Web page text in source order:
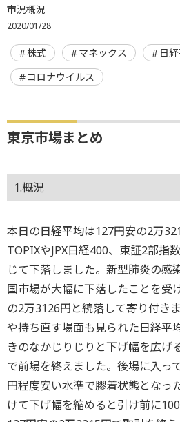
市況概況
2020/01/28
株式 マネックス
日
コロナウイルス
東京市場まとめ
1.概況
本日の日経平均は127円安の2万
TOPIXやJPX日経400、東証2部指
じて下落しました。新型肺炎の感
国市場が大幅に下落したことを受
の2万3126円と続落して寄り付き
や持ち直す場面も見られた日経平
きのなかじりじりと下げ幅を広げ
で前場を終えました。後場に入っ
円程度安い水準で膠着状態となっ
けて下げ幅を縮めると引け前に